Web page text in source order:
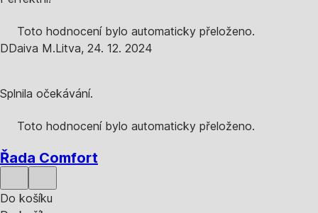
Toto hodnocení bylo automaticky přeloženo.
DDaiva M.Litva, 24. 12. 2024
Splnila očekávání.
Toto hodnocení bylo automaticky přeloženo.
Řada Comfort
Do košíku